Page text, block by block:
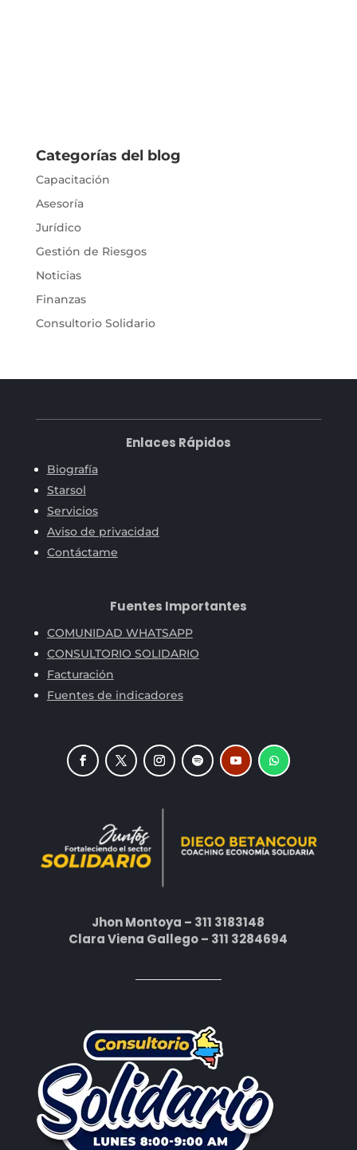
Categorías del blog
Capacitación
Asesoría
Jurídico
Gestión de Riesgos
Noticias
Finanzas
Consultorio Solidario
Enlaces Rápidos
Biografía
Starsol
Servicios
Aviso de privacidad
Contáctame
Fuentes Importantes
COMUNIDAD WHATSAPP
CONSULTORIO SOLIDARIO
Facturación
Fuentes de indicadores
Jhon Montoya – 311 3183148
Clara Viena Gallego – 311 3284694